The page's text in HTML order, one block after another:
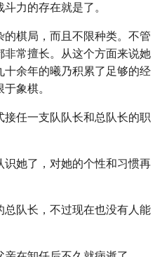
力的存在就是了。
棋局，而且不限种类。不管
常擅长。从这个方面来说她
余年的曦乃积累了足够的经
象棋。
任一支队队长和总队长的职
她了，对她的个性和习惯再
队长，不过现在也没有人能